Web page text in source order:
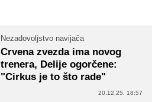
Nezadovoljstvo navijača
Crvena zvezda ima novog
trenera, Delije ogorčene:
"Cirkus je to što rade"
20.12.25. 18:57